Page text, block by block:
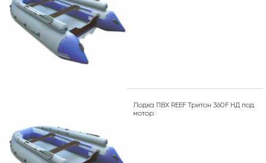
Лодка ПВХ REEF Тритон 360F НД под
мотор